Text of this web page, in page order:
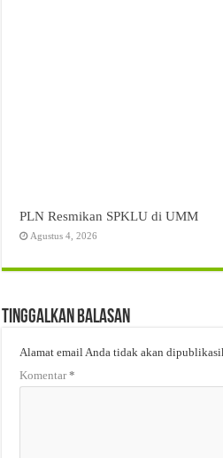
PLN Resmikan SPKLU di UMM
Agustus 4, 2026
Tinggalkan Balasan
Alamat email Anda tidak akan
Komentar*